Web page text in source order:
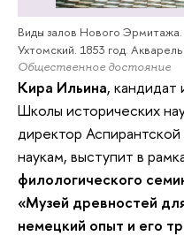
Виды залов Нового Эрмитажа.
Ухтомский. 1853 год. Акварель
Общественное достояние
Кира Ильина, кандидат
Школы исторических
директор
наукам, выступит в
филологического
«Музей древностей
немецкий опыт и его